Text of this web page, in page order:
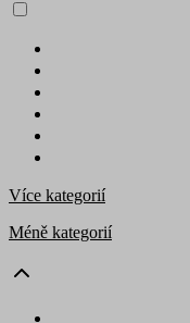
Více kategorií
Méně kategorií